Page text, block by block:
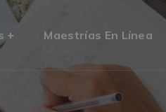
Maestrías En Línea